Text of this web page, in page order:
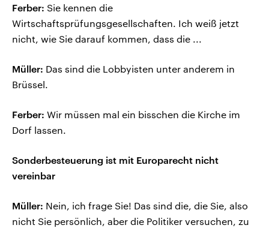
Ferber: Sie kennen die
Wirtschaftsprüfungsgesellschaften. Ich weiß jetzt
nicht, wie Sie darauf kommen, dass die ...
Müller: Das sind die Lobbyisten unter anderem in
Brüssel.
Ferber: Wir müssen mal ein bisschen die Kirche im
Dorf lassen.
Sonderbesteuerung ist mit Europarecht nicht
vereinbar
Müller: Nein, ich frage Sie! Das sind die, die Sie, also
nicht Sie persönlich, aber die Politiker versuchen, zu